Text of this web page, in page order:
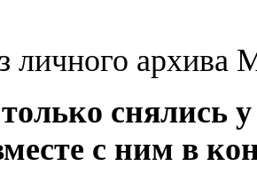
личного архива
снялись
с ним в